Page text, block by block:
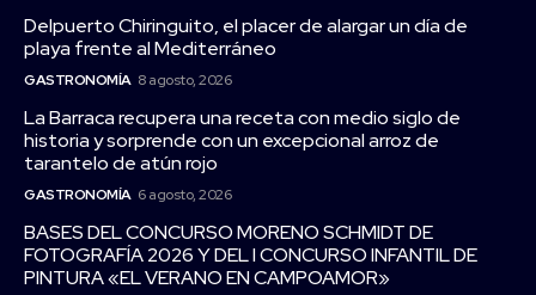
Delpuerto Chiringuito, el placer de alargar un día de
playa frente al Mediterráneo
GASTRONOMÍA 8 agosto, 2026
La Barraca recupera una receta con medio siglo de
historia y sorprende con un excepcional arroz de
tarantelo de atún rojo
GASTRONOMÍA 6 agosto, 2026
BASES DEL CONCURSO MORENO SCHMIDT DE
FOTOGRAFÍA 2026 Y DEL I CONCURSO INFANTIL DE
PINTURA «EL VERANO EN CAMPOAMOR»